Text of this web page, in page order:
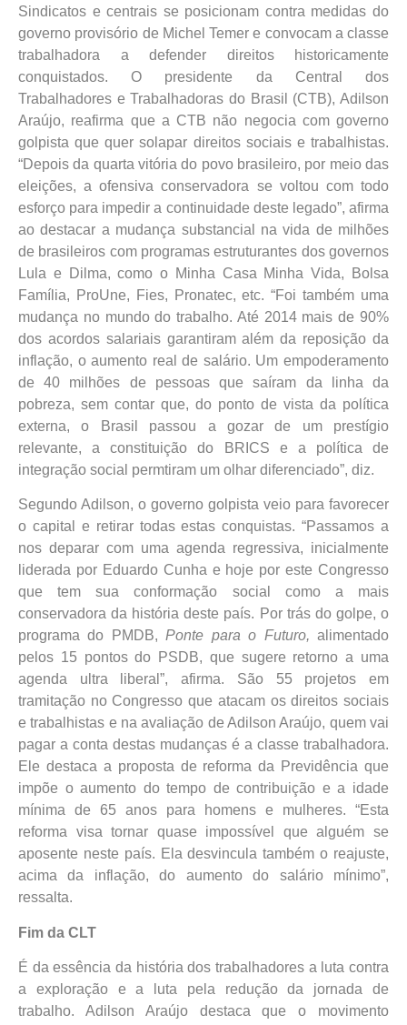
Sindicatos e centrais se posicionam contra medidas do
governo provisório de Michel Temer e convocam a classe
trabalhadora a defender direitos historicamente
conquistados. O presidente da Central dos
Trabalhadores e Trabalhadoras do Brasil (CTB), Adilson
Araújo, reafirma que a CTB não negocia com governo
golpista que quer solapar direitos sociais e trabalhistas.
“Depois da quarta vitória do povo brasileiro, por meio das
eleições, a ofensiva conservadora se voltou com todo
esforço para impedir a continuidade deste legado”, afirma
ao destacar a mudança substancial na vida de milhões
de brasileiros com programas estruturantes dos governos
Lula e Dilma, como o Minha Casa Minha Vida, Bolsa
Família, ProUne, Fies, Pronatec, etc. “Foi também uma
mudança no mundo do trabalho. Até 2014 mais de 90%
dos acordos salariais garantiram além da reposição da
inflação, o aumento real de salário. Um empoderamento
de 40 milhões de pessoas que saíram da linha da
pobreza, sem contar que, do ponto de vista da política
externa, o Brasil passou a gozar de um prestígio
relevante, a constituição do BRICS e a política de
integração social permtiram um olhar diferenciado”, diz.
Segundo Adilson, o governo golpista veio para favorecer
o capital e retirar todas estas conquistas. “Passamos a
nos deparar com uma agenda regressiva, inicialmente
liderada por Eduardo Cunha e hoje por este Congresso
que tem sua conformação social como a mais
conservadora da história deste país. Por trás do golpe, o
programa do PMDB,Ponte para o Futuro,alimentado
pelos 15 pontos do PSDB, que sugere retorno a uma
agenda ultra liberal”, afirma. São 55 projetos em
tramitação no Congresso que atacam os direitos sociais
e trabalhistas e na avaliação de Adilson Araújo, quem vai
pagar a conta destas mudanças é a classe trabalhadora.
Ele destaca a proposta de reforma da Previdência que
impõe o aumento do tempo de contribuição e a idade
mínima de 65 anos para homens e mulheres. “Esta
reforma visa tornar quase impossível que alguém se
aposente neste país. Ela desvincula também o reajuste,
acima da inflação, do aumento do salário mínimo”,
ressalta.
Fim da CLT
É da essência da história dos trabalhadores a luta contra
a exploração e a luta pela redução da jornada de
trabalho. Adilson Araújo destaca que o movimento